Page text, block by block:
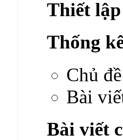
Thiết
Thống
Chủ
Bài
Bài viết